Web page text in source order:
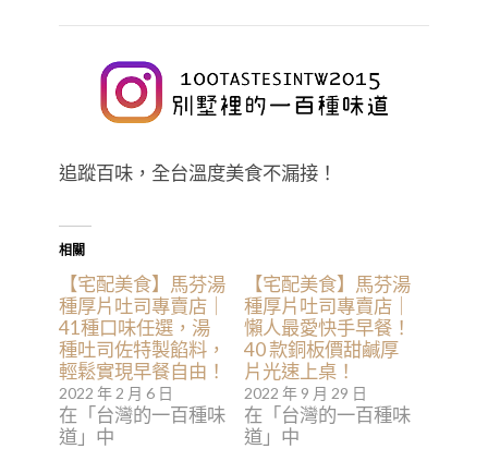
追蹤百味，全台溫度美食不漏接！
相關
【宅配美食】馬芬湯
種厚片吐司專賣店｜
41種口味任選，湯
種吐司佐特製餡料，
輕鬆實現早餐自由！
2022 年 2 月 6 日
在「台灣的一百種味
道」中
【宅配美食】馬芬湯
種厚片吐司專賣店｜
懶人最愛快手早餐！
40 款銅板價甜鹹厚
片光速上桌！
2022 年 9 月 29 日
在「台灣的一百種味
道」中